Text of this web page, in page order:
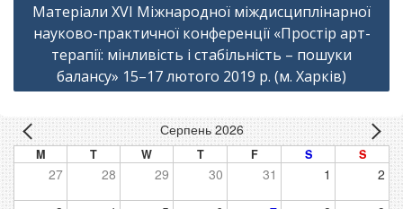
Матеріали ХVІ Міжнародної міждисциплінарної
науково-практичної конференції «Простір арт-
терапії: мінливість і стабільність – пошуки
балансу» 15–17 лютого 2019 р. (м. Харків)
Серпень 2026
M T W T F S S
27 28 29 30 31 1 2